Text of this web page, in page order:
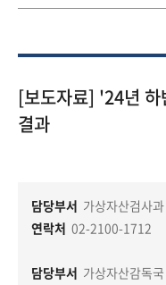
참
여
마
책
[보도자료] '24년 하
결과
담당부서 가상자산검사과
연락처 02-2100-1712
담당부서 가상자산감독국